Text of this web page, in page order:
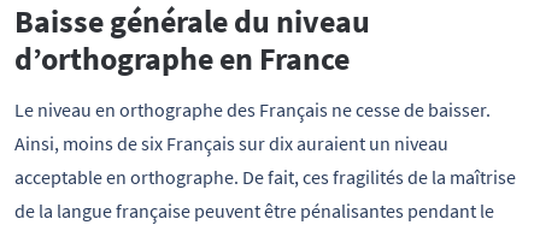
Baisse générale du niveau
d’orthographe en France
Le niveau en orthographe des Français ne cesse de baisser.
Ainsi, moins de six Français sur dix auraient un niveau
acceptable en orthographe. De fait, ces fragilités de la maîtrise
de la langue française peuvent être pénalisantes pendant le